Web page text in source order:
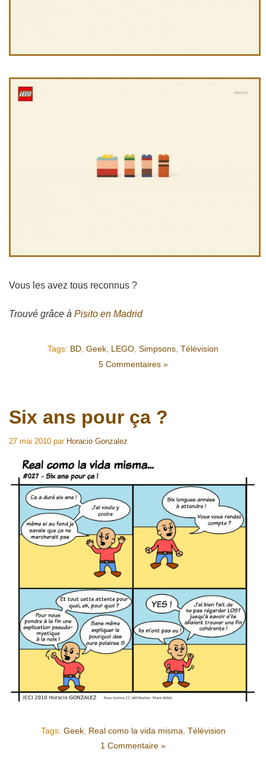
Vous les avez tous reconnus ?
Trouvé grâce à Pisito en Madrid
Tags: BD Geek LEGO Simpsons Télévision
5 Commentaires »
Six ans pour ça ?
27 mai 2010 par Horacio Gonzalez
Tags: Geek, Real como la vida misma Télévision
1 Commentaire »